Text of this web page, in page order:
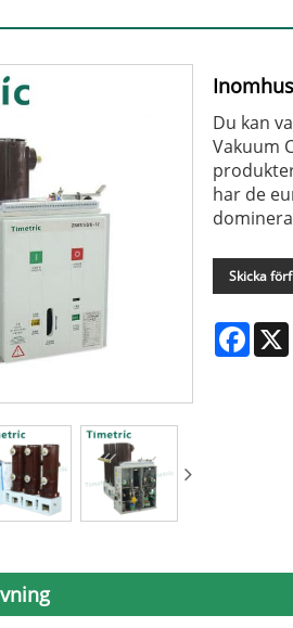
Du kan
Vakuum
har de
Skicka